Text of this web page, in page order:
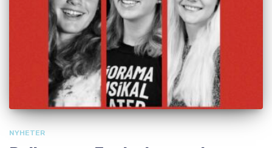
NYHETER